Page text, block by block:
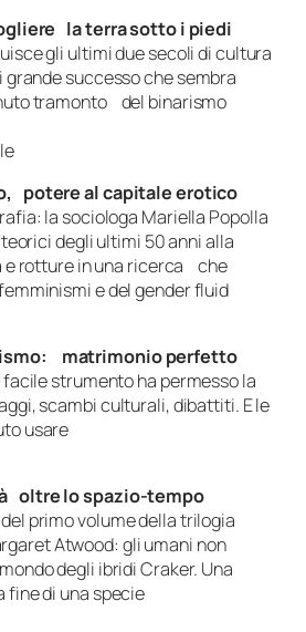
la terra sotto i piedi
gli ultimi due secoli di cultura
grande successo che sembra
tramonto del binarismo
potere al capitale erotico
la sociologa Mariella Popolla
degli ultimi 50 anni alla
e rotture in una ricerca che
e del gender fluid
matrimonio perfetto
strumento ha permesso la
scambi culturali, dibattiti. E le
usare
oltre lo spazio-tempo
primo volume della trilogia
Atwood: gli umani non
degli ibridi Craker. Una
fine di una specie